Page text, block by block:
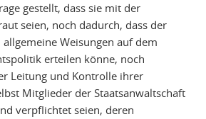
gestellt, dass sie mit der
seien, noch dadurch, dass der
Weisungen auf dem
erteilen könne, noch
Leitung und Kontrolle ihrer
Mitglieder der Staatsanwaltschaft
verpflichtet seien, deren